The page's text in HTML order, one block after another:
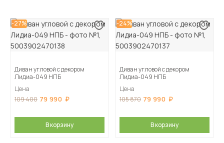
-27%
Диван угловой с декором
Лидиа-049 НПБ
Цена
109 400 79 990
В корзину
-24%
Диван угловой с декором
Лидиа-049 НПБ
Цена
105 870 79 990
В корзину